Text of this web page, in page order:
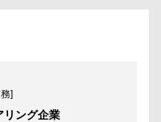
]
リング企業